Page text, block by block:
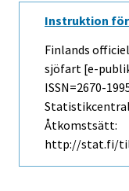
Instruktion
Finlands
sjöfart [e-
ISSN=2670-
Åtkomstsätt:
http://stat.fi/